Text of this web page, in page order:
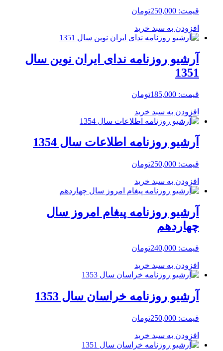
قیمت: 250,000تومان
افزودن به سبد خرید
آرشیو روزنامه ندای ایران نوین سال
1351
قیمت: 185,000تومان
افزودن به سبد خرید
آرشیو روزنامه اطلاعات سال 1354
قیمت: 250,000تومان
افزودن به سبد خرید
آرشیو روزنامه پیغام امروز سال
چهاردهم
قیمت: 240,000تومان
افزودن به سبد خرید
آرشیو روزنامه خراسان سال 1353
قیمت: 250,000تومان
افزودن به سبد خرید